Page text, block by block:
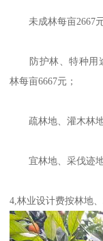
未成林每亩2667元
防护林、特种用途
林每亩6667元；
疏林地、灌木林地
宜林地、采伐迹地
4,林业设计费按林地